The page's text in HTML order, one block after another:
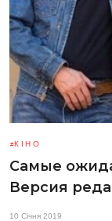
КІНО
Самые
Версия
10 Січня 2019